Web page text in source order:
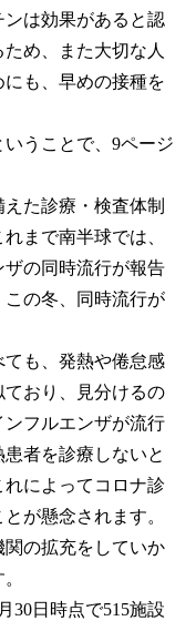
は効果があると認
め、また大切な人
も、早めの接種を
うことで、9ページ
た診療・検査体制
まで南半球では、
の同時流行が報告
の冬、同時流行が
も、発熱や倦怠感
おり、見分けるの
フルエンザが流行
者を診療しないと
によってコロナ診
が懸念されます。
の拡充をしていか
30日時点で515施設